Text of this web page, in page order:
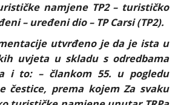
namjene TP2 – turističko
– uređeni dio – TP Carsi (TP2).
utvrđeno je da je ista u
uvjeta u skladu s odredbama
i to: – člankom 55. u pogledu
čestice, prema kojem Za svaku